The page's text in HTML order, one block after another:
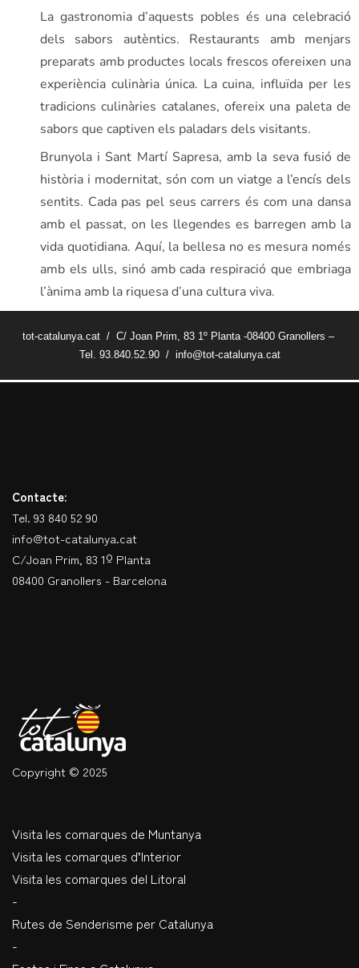
La gastronomia d’aquests pobles és una celebració
dels sabors autèntics. Restaurants amb menjars
preparats amb productes locals frescos ofereixen una
experiència culinària única. La cuina, influïda per les
tradicions culinàries catalanes, ofereix una paleta de
sabors que captiven els paladars dels visitants.
Brunyola i Sant Martí Sapresa, amb la seva fusió de
història i modernitat, són com un viatge a l’encís dels
sentits. Cada pas pel seus carrers és com una dansa
amb el passat, on les llegendes es barregen amb la
vida quotidiana. Aquí, la bellesa no es mesura només
amb els ulls, sinó amb cada respiració que embriaga
l’ànima amb la riquesa d’una cultura viva.
tot-catalunya.cat / C/ Joan Prim, 83 1º Planta -08400 Granollers –
Tel. 93.840.52.90 / info@tot-catalunya.cat
Contacte:
Tel. 93 840 52 90
info@tot-catalunya.cat
C/Joan Prim, 83 1º Planta
08400 Granollers - Barcelona
Copyright © 2025
Visita les comarques de Muntanya
Visita les comarques d’Interior
Visita les comarques del Litoral
-
Rutes de Senderisme per Catalunya
-